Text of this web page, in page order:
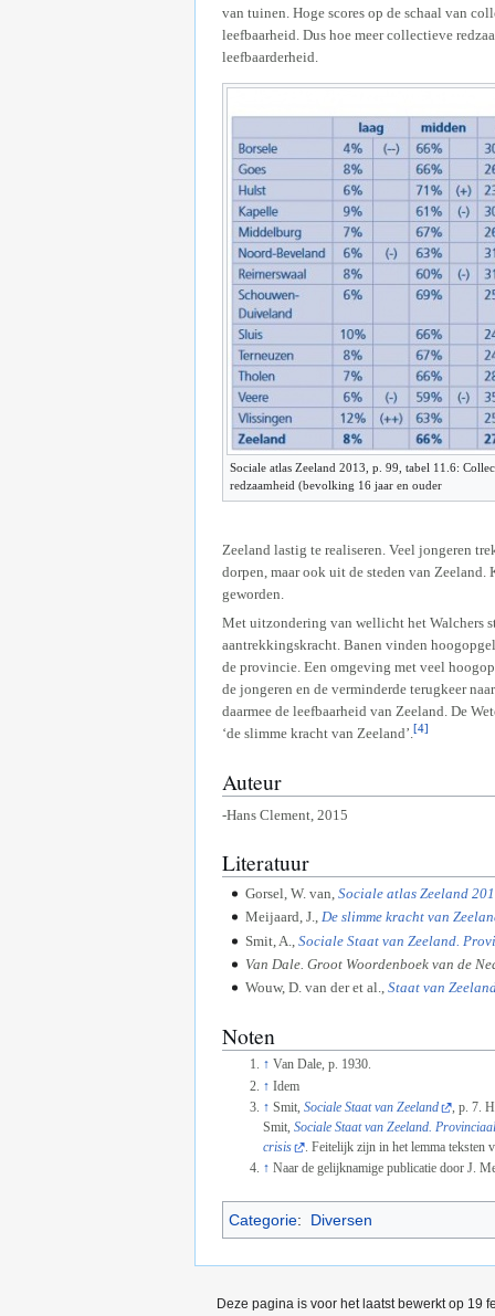
van tuinen. Hoge scores op de schaal van
leefbaarheid. Dus hoe meer collectieve
leefbaarderheid.
Sociale atlas Zeeland 2013, p. 99, tabel 11.6:
redzaamheid (bevolking 16 jaar en ouder
Zeeland lastig te realiseren. Veel jongeren
dorpen, maar ook uit de steden van Zeeland.
geworden.
Met uitzondering van wellicht het Walchers
aantrekkingskracht. Banen vinden
de provincie. Een omgeving met veel
de jongeren en de verminderde terugkeer
daarmee de leefbaarheid van Zeeland. De
‘de slimme kracht van Zeeland’.[4]
Auteur
-Hans Clement, 2015
Literatuur
Gorsel, W. van, Sociale atlas Zeeland
Meijaard, J., De slimme kracht van
Smit, A., Sociale Staat van Zeeland.
Van Dale. Groot Woordenboek van de
Wouw, D. van der et al., Staat van
Noten
↑ Van Dale, p. 1930.
↑ Idem
↑ Smit,Sociale Staat van Zeeland
, p. 7.
Smit,Sociale Staat van Zeeland.
crisis
. Feitelijk zijn in het lemma teksten
↑ Naar de gelijknamige publicatie door J.
Categorie: Diversen
Deze pagina is voor het laatst bewerkt op 19